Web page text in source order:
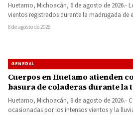
Huetamo, Michoacán, 6 de agosto de 2026.-
vientos registrados durante la madrugada de
6 de agosto de 2026
GENERAL
Cuerpos en Huetamo atienden
basura de coladeras durante la
Huetamo, Michoacán, 6 de agosto de 2026.-
ocasionadas por los intensos vientos y la